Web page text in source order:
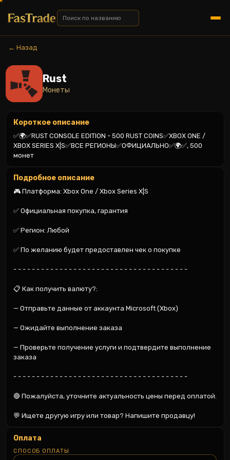
← Назад
Rust
Монеты
Короткое описание
✅🌍✅RUST CONSOLE EDITION - 500 RUST COINS✅XBOX ONE /
XBOX SERIES X|S✅ВСЕ РЕГИОНЫ✅ОФИЦИАЛЬНО✅🌍✅, 500
монет
Подробное описание
🎮 Платформа: Xbox One / Xbox Series X|S
✅ Официальная покупка, гарантия
✅ Регион: Любой
✅ По желанию будет предоставлен чек о покупке
- - - - - - - - - - - - - - - - - - - - - - - - - - - - - - - - - - - - - -
📋 Как получить валюту?:
— Отправьте данные от аккаунта Microsoft (Xbox)
— Ожидайте выполнение заказа
— Проверьте получение услуги и подтвердите выполнение
заказа
- - - - - - - - - - - - - - - - - - - - - - - - - - - - - - - - - - - - - -
🔴 Пожалуйста, уточните актуальность цены перед оплатой.
💬 Ищете другую игру или товар? Напишите продавцу!
Оплата
СПОСОБ ОПЛАТЫ